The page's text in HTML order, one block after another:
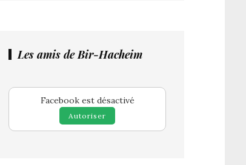
Les amis de Bir-Hacheim
Facebook est désactivé
Autoriser